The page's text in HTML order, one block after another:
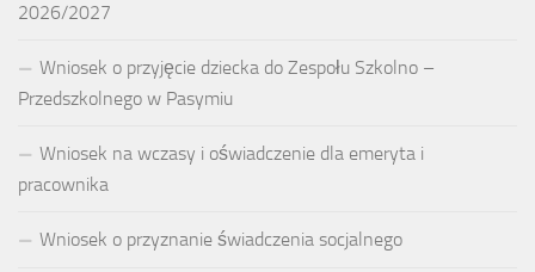
2026/2027
Wniosek o przyjęcie dziecka do Zespołu Szkolno –
Przedszkolnego w Pasymiu
Wniosek na wczasy i oświadczenie dla emeryta i
pracownika
Wniosek o przyznanie świadczenia socjalnego